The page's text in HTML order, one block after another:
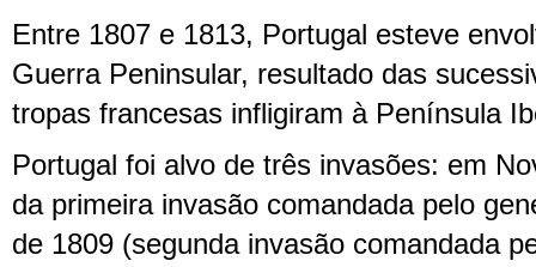
Entre 1807 e 1813, Portugal esteve
Guerra Peninsular, resultado das
tropas francesas infligiram à Península
Portugal foi alvo de três invasões: em
da primeira invasão comandada pelo
de 1809 (segunda invasão comandada